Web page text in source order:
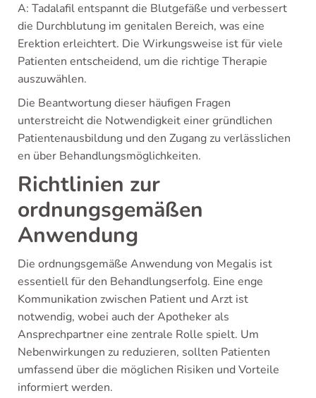
A: Tadalafil entspannt die Blutgefäße und verbessert
die Durchblutung im genitalen Bereich, was eine
Erektion erleichtert. Die Wirkungsweise ist für viele
Patienten entscheidend, um die richtige Therapie
auszuwählen.
Die Beantwortung dieser häufigen Fragen
unterstreicht die Notwendigkeit einer gründlichen
Patientenausbildung und den Zugang zu verlässlichen
en über Behandlungsmöglichkeiten.
Richtlinien zur
ordnungsgemäßen
Anwendung
Die ordnungsgemäße Anwendung von Megalis ist
essentiell für den Behandlungserfolg. Eine enge
Kommunikation zwischen Patient und Arzt ist
notwendig, wobei auch der Apotheker als
Ansprechpartner eine zentrale Rolle spielt. Um
Nebenwirkungen zu reduzieren, sollten Patienten
umfassend über die möglichen Risiken und Vorteile
informiert werden.